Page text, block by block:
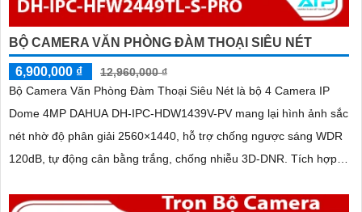
BỘ CAMERA VĂN PHÒNG ĐÀM THOẠI SIÊU NÉT
6,900,000 ₫
12,960,000 ₫
Bộ Camera Văn Phòng Đàm Thoại Siêu Nét là bộ 4 Camera IP
Dome 4MP DAHUA DH-IPC-HDW1439V-PV mang lại hình ảnh sắc
nét nhờ độ phân giải 2560×1440, hỗ trợ chống ngược sáng WDR
120dB, tự động cân bằng trắng, chống nhiễu 3D-DNR. Tích hợp
hồng ngoại 30m, cùng tính năng phát hiện con người, giúp giám